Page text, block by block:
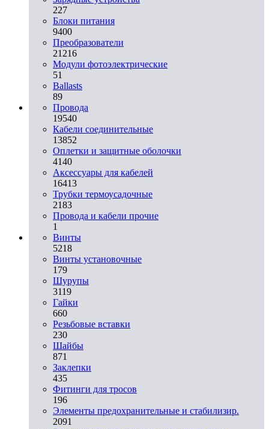
227
Блоки питания
9400
Преобразователи
21216
Модули фотоэлектрические
51
Ballasts
89
Провода
19540
Кабели соединительные
13852
Оплетки и защитные оболочки
4140
Аксессуары для кабелей
16413
Трубки термоусадочные
2183
Провода и кабели прочие
1
Винты
5218
Винты установочные
179
Шурупы
3119
Гайки
660
Резьбовые вставки
230
Шайбы
871
Заклепки
435
Фитинги для тросов
196
Элементы предохранительные и стабилизир.
2091